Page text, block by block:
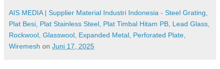
AIS MEDIA | Supplier Material Industri Indonesia - Steel Grating,
Plat Besi, Plat Stainless Steel, Plat Timbal Hitam PB, Lead Glass,
Rockwool, Glasswool, Expanded Metal, Perforated Plate,
Wiremesh on Juni 17, 2025